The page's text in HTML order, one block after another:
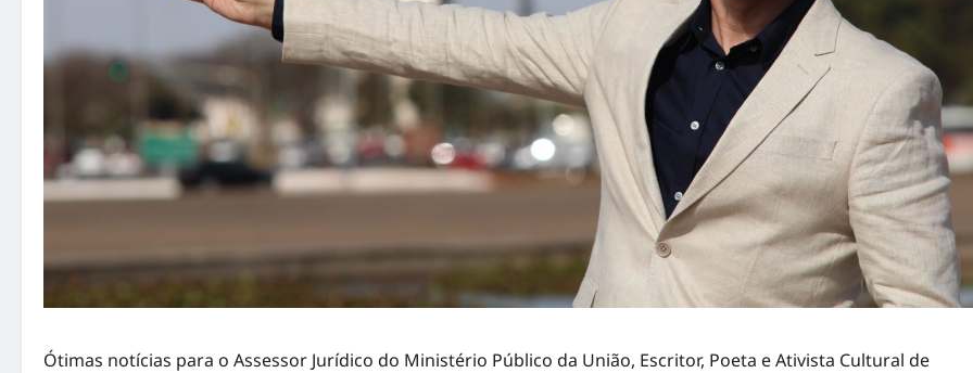
Ótimas notícias para o Assessor Jurídico do Ministério Público da União, Escritor, Poeta e Ativista Cultural de